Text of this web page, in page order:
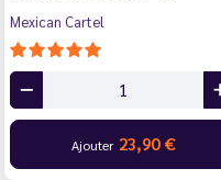
Mexican Cartel
Ajouter 23,90 €